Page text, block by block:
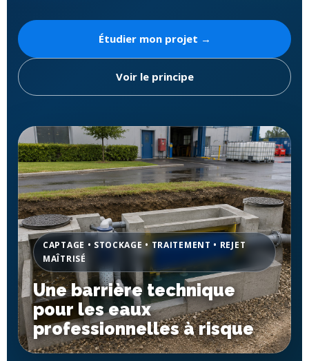
Étudier mon projet →
Voir le principe
CAPTAGE • STOCKAGE • TRAITEMENT • REJET
MAÎTRISÉ
Une barrière technique
pour les eaux
professionnelles à risque